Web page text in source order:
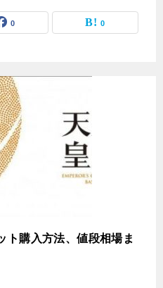
0 0
ト購入方法、値段相場ま